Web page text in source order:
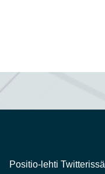
Positio-lehti Twitterissä